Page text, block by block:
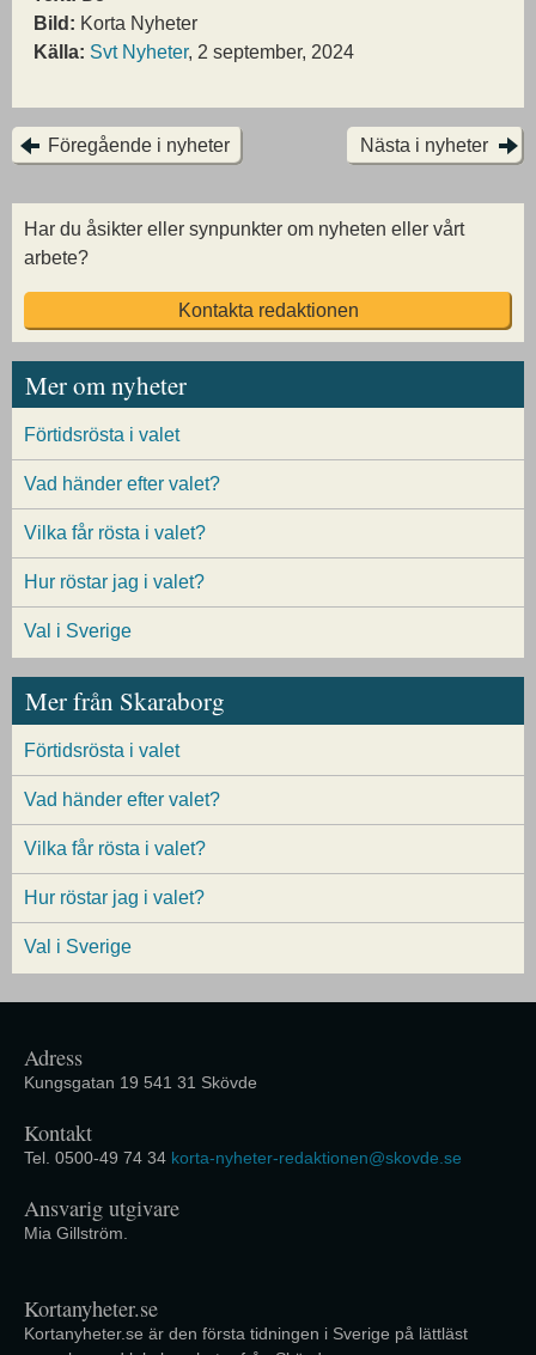
Bild: Korta Nyheter
Källa: Svt Nyheter, 2 september, 2024
Föregående i nyheter Nästa i nyheter
Har du åsikter eller synpunkter om nyheten eller vårt
arbete?
Kontakta redaktionen
Mer om nyheter
Förtidsrösta i valet
Vad händer efter valet?
Vilka får rösta i valet?
Hur röstar jag i valet?
Val i Sverige
Mer från Skaraborg
Förtidsrösta i valet
Vad händer efter valet?
Vilka får rösta i valet?
Hur röstar jag i valet?
Val i Sverige
Adress
Kungsgatan 19 541 31 Skövde
Kontakt
Tel. 0500-49 74 34 korta-nyheter-redaktionen@skovde.se
Ansvarig utgivare
Mia Gillström.
Kortanyheter.se
Kortanyheter.se är den första tidningen i Sverige på lättläst